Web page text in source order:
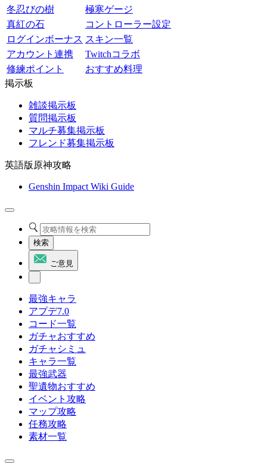
冬忍びの樹
極寒ゲージ
真紅の石
コントローラー設定
ログインボーナス スキン一覧
アカウント連携
Twitchコラボ
修練ポイント
おすすめ料理
掲示板
雑談掲示板
質問掲示板
マルチ募集掲示板
フレンド募集掲示板
英語版原神攻略
Genshin Impact Wiki Guide
検索
ご意見
最強キャラ
アプデ7.0
コード一覧
ガチャおすすめ
ガチャシミュ
キャラ一覧
最強武器
聖遺物おすすめ
イベント攻略
マップ攻略
任務攻略
素材一覧